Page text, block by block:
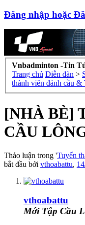
Đăng nhập hoặc
Vnbadminton -Tin
Trang chủ Diễn đàn >
thành viên đánh cầu &
[NHÀ BÈ]
CẦU
Thảo luận trong 'Tuyển
bắt đầu bởi vthoabattu,
vthoabattu
Mới Tập Cầu